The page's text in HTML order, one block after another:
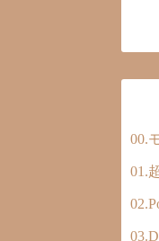
00.
01.